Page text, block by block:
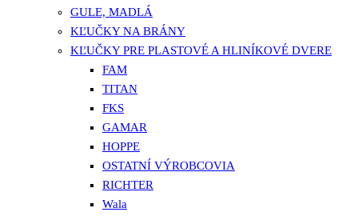
GULE, MADLÁ
KĽUČKY NA BRÁNY
KĽUČKY PRE PLASTOVÉ A HLINÍKOVÉ DVERE
FAM
TITAN
FKS
GAMAR
HOPPE
OSTATNÍ VÝROBCOVIA
RICHTER
Wala